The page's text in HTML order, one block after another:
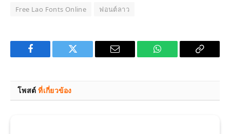
Free Lao Fonts Online ฟอนต์ลาว
Facebook Twitter Email WhatsApp Copy
โพสต์ที่เกี่ยวข้อง